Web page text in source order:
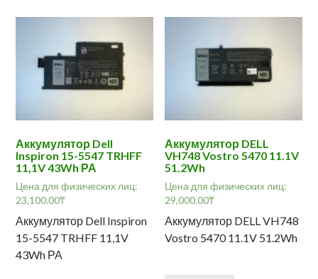
Аккумулятор Dell
Inspiron 15-5547 TRHFF
11,1V 43Wh РА
Цена для физических лиц:
23,100.00₸
Аккумулятор Dell Inspiron
15-5547 TRHFF 11,1V
43Wh РА
Аккумулятор DELL
VH748 Vostro 5470 11.1V
51.2Wh
Цена для физических лиц:
29,000.00₸
Аккумулятор DELL VH748
Vostro 5470 11.1V 51.2Wh